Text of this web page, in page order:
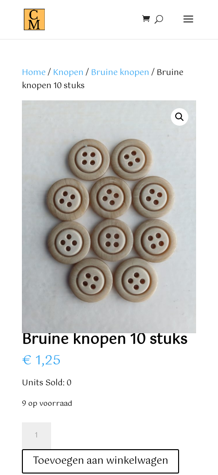
Home/Knopen /Bruine knopen / Bruine
knopen 10 stuks
Bruine knopen 10 stuks
€ 1,25
Units Sold: 0
9 op voorraad
knopen
10
stuks
Toevoegen aan winkelwagen